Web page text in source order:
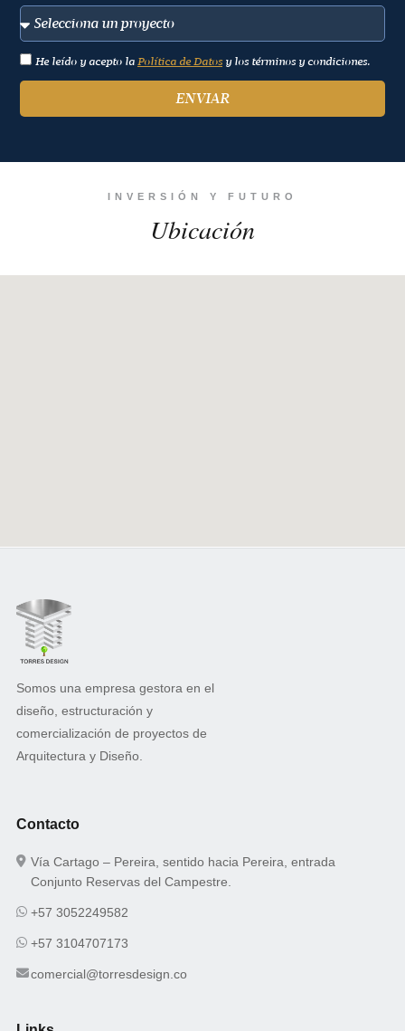
He leído y acepto la Política de Datos y los términos y condiciones.
ENVIAR
INVERSIÓN Y FUTURO
Ubicación
Somos una empresa gestora en el
diseño, estructuración y
comercialización de proyectos de
Arquitectura y Diseño.
Contacto
Vía Cartago – Pereira, sentido hacia Pereira, entrada
Conjunto Reservas del Campestre.
+57 3052249582
+57 3104707173
comercial@torresdesign.co